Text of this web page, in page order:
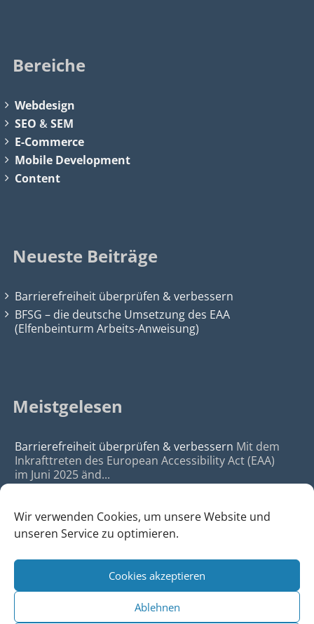
Wir verwenden Cookies, um unsere Website und
unseren Service zu optimieren.
Cookies akzeptieren
Ablehnen
Bereiche
Webdesign
SEO &SEM
E-Commerce
Mobile Development
Content
Neueste Beiträge
Barrierefreiheit überprüfen & verbessern
BFSG – die deutsche Umsetzung des EAA
(Elfenbeinturm Arbeits-Anweisung)
Meistgelesen
Barrierefreiheit überprüfen & verbessern Mit dem
Inkrafttreten des European Accessibility Act (EAA)
im Juni 2025 änd...
da Agency - Webagentur für Webdesign & SEO, Köln
•Webdesign Köln|SEO Köln|Sitemap|Impressum